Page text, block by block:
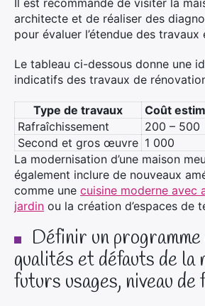
Il est recommandé de visiter la
architecte et de réaliser des
pour évaluer l’étendue des
Le tableau ci-dessous donne une
indicatifs des travaux de
Type de travaux
Coût
Rafraîchissement
200 – 500
Second et gros œuvre 1 000
La modernisation d’une maison
également inclure de nouveaux
comme une cuisine moderne avec
jardin ou la création d’espaces de
Définir un
qualités et défauts de la
futurs usages, niveau